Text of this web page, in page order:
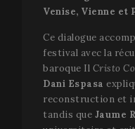
Venise, Vienne et
Ce dialogue
festival avec la
baroque Il Cristo
Dani Espasa
reconstruction et
tandis que Jaume
_ga_X0WB56ZF1F